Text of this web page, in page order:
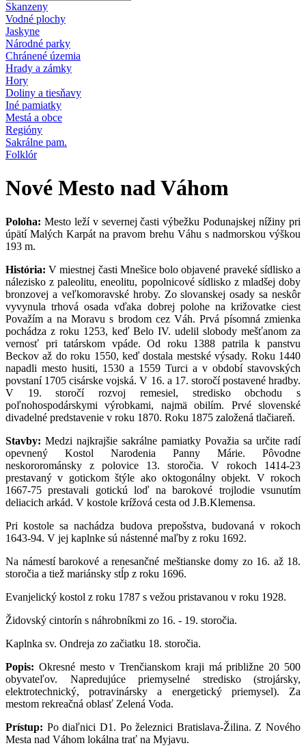
Skanzeny
Vodné plochy
Jaskyne
Národné parky
Chránené územia
Hrady a zámky
Hory
Doliny a tiesňavy
Iné pamiatky
Mestá a obce
Regióny
Sakrálne pam.
Folklór
Nové Mesto nad Váhom
Poloha: Mesto leží v severnej časti výbežku Podunajskej nížiny pri
úpätí Malých Karpát na pravom brehu Váhu s nadmorskou výškou
193 m.
História:V miestnej časti Mnešice bolo objavené praveké sídlisko a
nálezisko z paleolitu, eneolitu, popolnicové sídlisko z mladšej doby
bronzovej a veľkomoravské hroby. Zo slovanskej osady sa neskôr
vyvynula trhová osada vďaka dobrej polohe na križovatke ciest
Považím a na Moravu s brodom cez Váh. Prvá písomná zmienka
pochádza z roku 1253, keď Belo IV. udelil slobody mešťanom za
vernosť pri tatárskom vpáde. Od roku 1388 patrila k panstvu
Beckov až do roku 1550, keď dostala mestské výsady. Roku 1440
napadli mesto husiti, 1530 a 1559 Turci a v období stavovských
povstaní 1705 cisárske vojská. V 16. a 17. storočí postavené hradby.
V 19. storočí rozvoj remesiel, stredisko obchodu s
poľnohospodárskymi výrobkami, najmä obilím. Prvé slovenské
divadelné predstavenie v roku 1870. Roku 1875 založená tlačiareň.
Stavby: Medzi najkrajšie sakrálne pamiatky Považia sa určite radí
opevnený Kostol Narodenia Panny Márie. Pôvodne
neskororománsky z polovice 13. storočia. V rokoch 1414-23
prestavaný v gotickom štýle ako oktogonálny objekt. V rokoch
1667-75 prestavali gotickú loď na barokové trojlodie vsunutím
deliacich arkád. V kostole krížová cesta od J.B.Klemensa.
Pri kostole sa nachádza budova prepošstva, budovaná v rokoch
1643-94. V jej kaplnke sú nástenné maľby z roku 1692.
Na námestí barokové a renesančné meštianske domy zo 16. až 18.
storočia a tiež mariánsky stĺp z roku 1696.
Evanjelický kostol z roku 1787 s vežou pristavanou v roku 1928.
Židovský cintorín s náhrobníkmi zo 16. - 19. storočia.
Kaplnka sv. Ondreja zo začiatku 18. storočia.
Popis: Okresné mesto v Trenčianskom kraji má približne 20 500
obyvateľov. Napredujúce priemyselné stredisko (strojársky,
elektrotechnický, potravinársky a energetický priemysel). Za
mestom rekreačná oblasť Zelená Voda.
Prístup: Po diaľnici D1. Po železnici Bratislava-Žilina. Z Nového
Mesta nad Váhom lokálna trať na Myjavu.